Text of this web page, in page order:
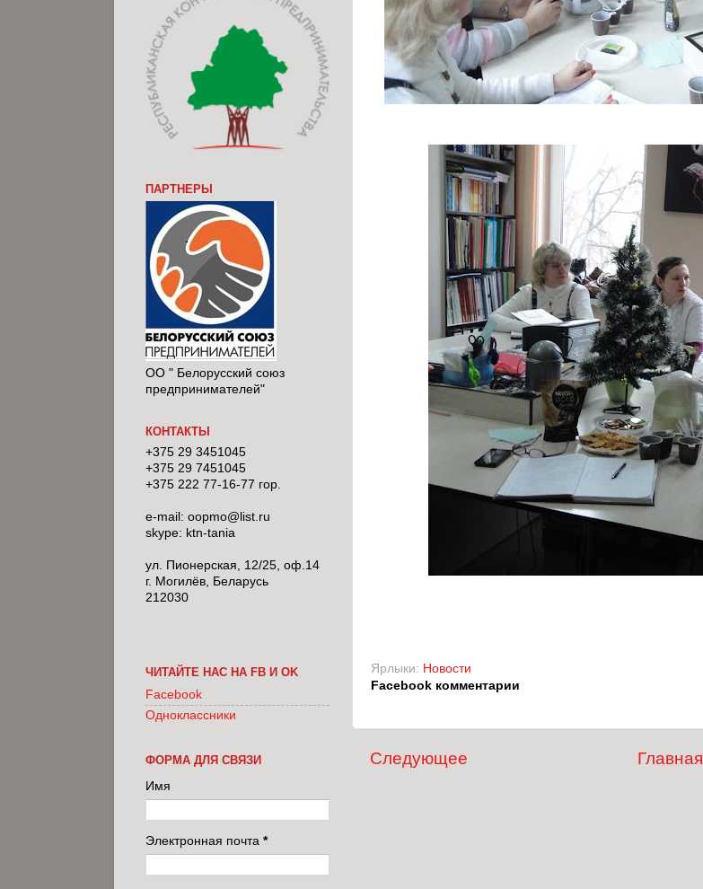
Ярлыки: Новости
Facebook комментарии
Следующее
ПАРТНЕРЫ
ОО " Белорусский союз
предпринимателей"
КОНТАКТЫ
+375 29 3451045
+375 29 7451045
+375 222 77-16-77 гор.
e-mail: oopmo@list.ru
skype: ktn-tania
ул. Пионерская, 12/25, оф.14
г. Могилёв, Беларусь
212030
ЧИТАЙТЕ НАС НА FB И OK
Facebook
Одноклассники
ФОРМА ДЛЯ СВЯЗИ
Имя
Электронная почта *